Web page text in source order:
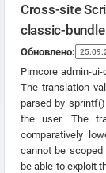
Cross-site
classic-
Обновлено:
Pimcore admin-
The translation
parsed by
the user. The
comparatively
cannot be
be able to exploit